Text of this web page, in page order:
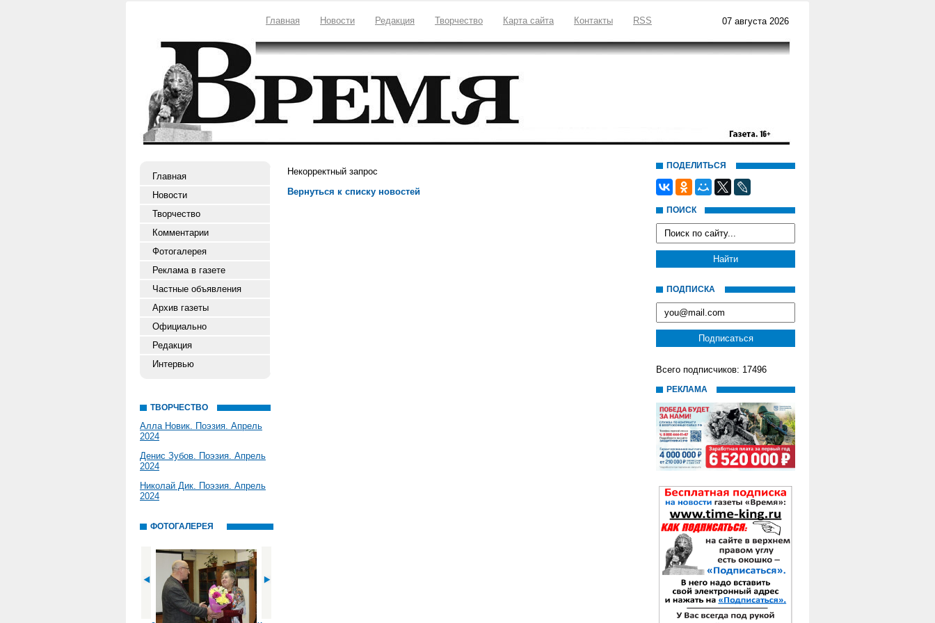
Главная Новости Редакция Творчество Карта сайта Контакты RSS 07 августа 2026
Главная
Новости
Творчество
Комментарии
Фотогалерея
Реклама в газете
Частные объявления
Архив газеты
Официально
Редакция
Интервью
ТВОРЧЕСТВО
Алла Новик. Поэзия. Апрель
2024
Денис Зубов. Поэзия. Апрель
2024
Николай Дик. Поэзия. Апрель
2024
ФОТОГАЛЕРЕЯ
Некорректный запрос
Вернуться к списку новостей
ПОДЕЛИТЬСЯ
ПОИСК
ПОДПИСКА
Всего подписчиков: 17496
РЕКЛАМА